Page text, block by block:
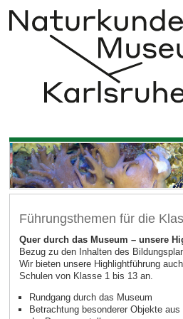
Führungsthemen für die
Quer durch das Museum – unsere
Bezug zu den Inhalten des
Wir bieten unsere Highlightführung
Schulen von Klasse 1 bis 13 an.
Rundgang durch das Museum
Betrachtung besonderer Objekte